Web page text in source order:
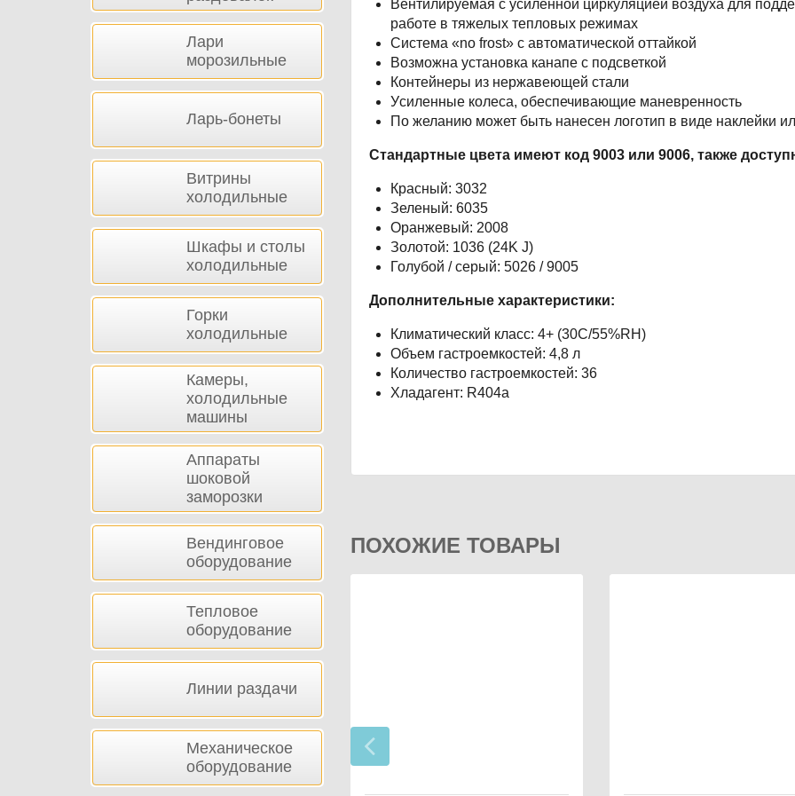
Вентилируемая с усиленной циркуляцией воздуха для
работе в тяжелых тепловых режимах
Система «no frost» с автоматической оттайкой
Возможна установка канапе с подсветкой
Контейнеры из нержавеющей стали
Уcиленные колеса, обеспечивающие маневренность
По желанию может быть нанесен логотип в виде наклейки
Стандартные цвета имеют код 9003 или 9006, также
Красный: 3032
Зеленый: 6035
Оранжевый: 2008
Золотой: 1036 (24K J)
Голубой / серый: 5026 / 9005
Дополнительные характеристики:
Климатический класс: 4+ (30С/55%RH)
Объем гастроемкостей: 4,8 л
Количество гастроемкостей: 36
Хладагент: R404a
ПОХОЖИЕ ТОВАРЫ
Лари
морозильные
Ларь-бонеты
Витрины
холодильные
Шкафы и столы
холодильные
Горки
холодильные
Камеры,
холодильные
машины
Аппараты
шоковой
заморозки
Вендинговое
оборудование
Тепловое
оборудование
Линии раздачи
Механическое
оборудование